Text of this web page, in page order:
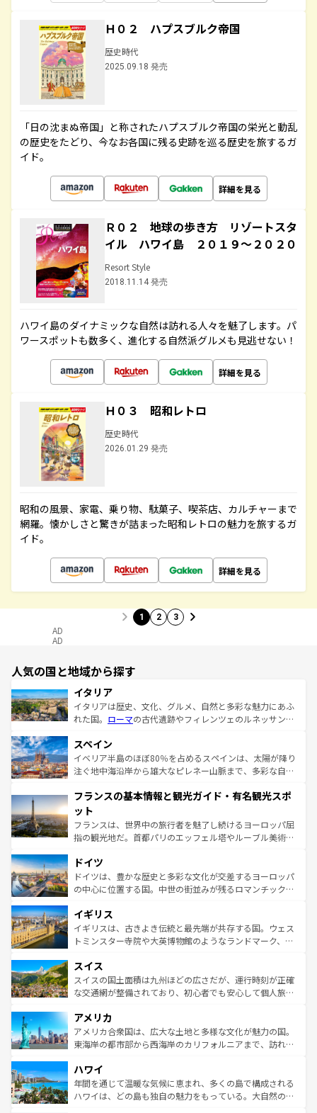
Ｈ０２ ハプスブルク帝国
歴史時代
2025.09.18 発売
「日の沈まぬ帝国」と称されたハプスブルク帝国の栄光と動乱
の歴史をたどり、今なお各国に残る史跡を巡る歴史を旅するガ
イド。
詳細を見る
Ｒ０２ 地球の歩き方 リゾートスタ
イル ハワイ島 ２０１９～２０２０
Resort Style
2018.11.14 発売
ハワイ島のダイナミックな自然は訪れる人々を魅了します。パ
ワースポットも数多く、進化する自然派グルメも見逃せない！
詳細を見る
Ｈ０３ 昭和レトロ
歴史時代
2026.01.29 発売
昭和の風景、家電、乗り物、駄菓子、喫茶店、カルチャーまで
網羅。懐かしさと驚きが詰まった昭和レトロの魅力を旅するガ
イド。
詳細を見る
1 2 3
AD
AD
人気の国と地域から探す
イタリア
イタリアは歴史、文化、グルメ、自然と多彩な魅力にあふ
れた国。 ローマの古代遺跡やフィレンツェのルネッサンス
ろん、トスカーナの美しい田園風景やアマルフィ海岸の絶
景など、自然景観も見逃せない。観光の合間には、本場の
ピザやパスタなど、絶品のイタリア料理を堪能することも
ませてくれるイタリアで、忘れられない旅をしてみよう！
なお、新着のイタリア情報は
しい。
スペイン
イベリア半島のほぼ80％を占めるスペインは、太陽が降り
注ぐ地中海沿岸から雄大なピレネー山脈まで、多彩な自然
文化が根付くこの国では、情熱的なフラメンコ、熱気あふ
れる闘牛、そして美味しいタパスが生活の一部となってい
る。首都マドリードの洗練された雰囲気や、バルセロナの
アートに溢れた街角から、地方では古代ローマ遺跡や中世
せる。地方によって風土や気候が異なるスペインはその個
性で訪れる人を魅了する。 なお、新着のスペイン情報は コ
ンテンツ一覧を参照してほしい。
フランスの基本情報と観光ガイド・有名観光スポ
ット
フランスは、世界中の旅行者を魅了し続けるヨーロッパ屈
指の観光地だ。首都パリのエッフェル塔やルーブル美術館
で、幅広い魅力が詰まっている。華麗な宮殿、歴史的な大
聖堂、美しいビーチ、そして豊かな自然が、訪れる者を心
から魅了する。また、フランスは美食の国としても知ら
いる。シャンパンの発祥地であるランス、プロヴァンスの
香り高いラベンダー畑など、多彩な楽しみ方が可能だ。さ
らに、パリ以外の地域にも魅力が溢れており、どの街角に
れる地方に足を運ぶとそれぞれで全く異なる文化を体験で
きるだろう。 なお、新着のフランス情報はコンテンツ一覧
を参照してほしい。
ドイツ
ドイツは、豊かな歴史と多彩な文化が交差するヨーロッパ
の中心に位置する国。中世の街並みが残るロマンチック街
顔を持つこの国は、どこを歩いても飽きることがない。ベ
ルリンの文化的活気、バイエルン州のアルプスの絶景、そ
してライン川沿いのワイン畑といった風景は必見。ビール
は、お酒好きな人にはぜひ体験してほしい。 なお、新着の
ドイツ情報はコンテンツ一覧を参照してほしい。
イギリス
イギリスは、古きよき伝統と最先端が共存する国。ウェス
トミンスター寺院や大英博物館のようなランドマーク、歴
リアごとに異なる魅力がある。また、優雅なアフタヌーン
ティー、ビール好きにはたまらない英国パブ、サッカー観
戦など、本場だからこそできる体験も豊富。イギリスを旅
ンツ一覧を参照してほしい。
スイス
スイスの国土面積は九州ほどの広さだが、運行時刻が正確
な交通網が整備されており、初心者でも安心して個人旅行
の建物がそのまま残る町や、スイスならではのユニークな
博物館もあり、アルプス観光だけでなく町歩きも満喫する
ことができる。国民の所得が高いため物価も高いが、旅行
ば市内交通費無料で観光を楽しむこともできる。 なお、新
着のスイス情報はコンテンツ一覧 を参照してほしい。
アメリカ
アメリカ合衆国は、広大な土地と多様な文化が魅力の国。
東海岸の都市部から西海岸のカリフォルニアまで、訪れる
のような巨大都市は、観光、ショッピング、エンターテイ
ンメントが詰まった刺激的なスポットだ。一方、アメリカ
西部には大自然が広がり、グランドキャニオンやイエロー
ハワイ
年間を通じて温暖な気候に恵まれ、多くの島で構成される
ハワイは、どの島も独自の魅力をもっている。大自然の神